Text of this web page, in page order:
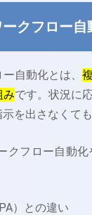
クフロー自
自動化とは、
みです。状況に
を出さなくて
クフロー自動
）との違い